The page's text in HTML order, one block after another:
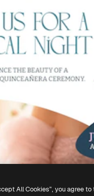
All Cookies”, you agree